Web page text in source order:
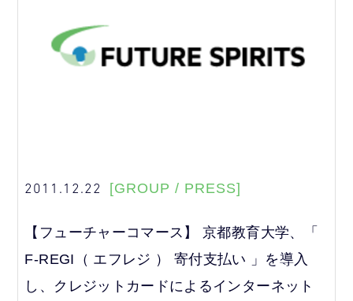
2011.12.22 [GROUP / PRESS]
【フューチャーコマース】 京都教育大学、「
F-REGI（ エフレジ ） 寄付支払い 」を導入
し、クレジットカードによるインターネット